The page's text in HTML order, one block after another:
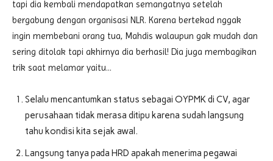
tapi dia kembali mendapatkan semangatnya setelah
bergabung dengan organisasi NLR. Karena bertekad nggak
ingin membebani orang tua, Mahdis walaupun gak mudah dan
sering ditolak tapi akhirnya dia berhasil! Dia juga membagikan
trik saat melamar yaitu…
Selalu mencantumkan status sebagai OYPMK di CV, agar
perusahaan tidak merasa ditipu karena sudah langsung
tahu kondisi kita sejak awal.
Langsung tanya pada HRD apakah menerima pegawai